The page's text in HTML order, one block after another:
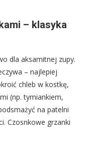
– klasyka
dla aksamitnej zupy.
– najlepiej
chleb w kostkę,
(np. tymiankiem,
na patelni
Czosnkowe grzanki